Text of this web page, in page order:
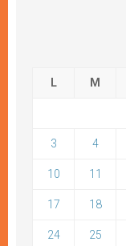
L M
3 4
10 11
17 18
24 25